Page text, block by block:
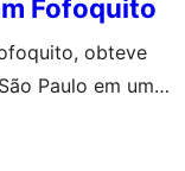
Fofoquito
obteve
Paulo em um
++ Elize